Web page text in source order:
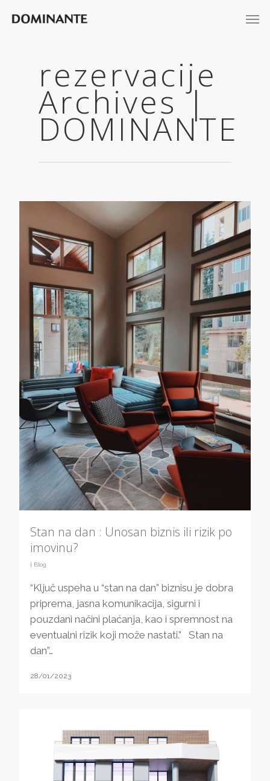
rezervacije
Archives |
DOMINANTE
Stan na dan : Unosan biznis ili rizik po
imovinu?
| Blog
“Ključ uspeha u “stan na dan” biznisu je dobra
priprema, jasna komunikacija, sigurni i
pouzdani načini plaćanja, kao i spremnost na
eventualni rizik koji može nastati.” Stan na
dan”…
28/01/2023